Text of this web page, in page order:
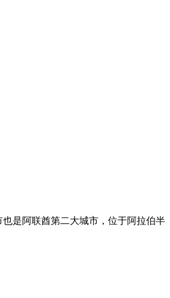
是阿联酋第二大城市，位于阿拉伯半